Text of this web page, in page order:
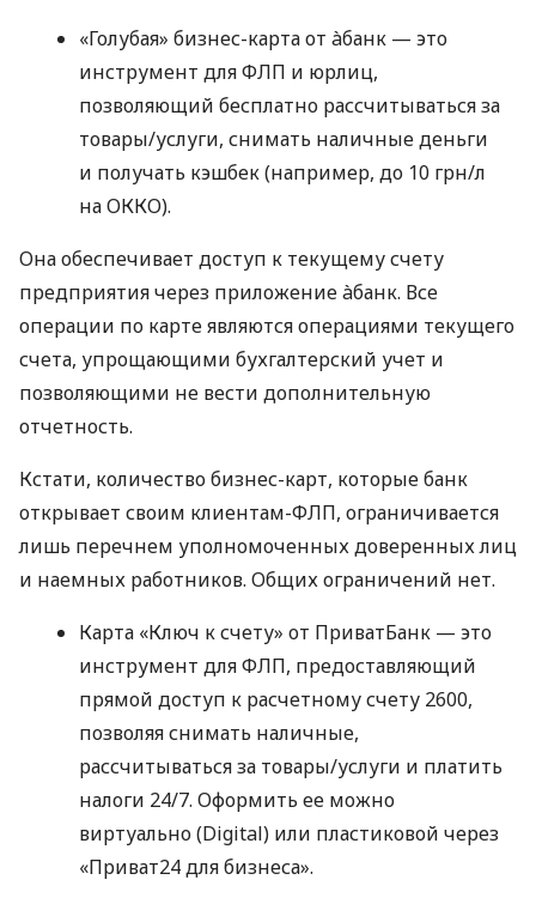
«Голубая» бизнес-карта от àбанк — это
инструмент для ФЛП и юрлиц,
позволяющий бесплатно рассчитываться за
товары/услуги, снимать наличные деньги
и получать кэшбек (например, до 10 грн/л
на ОККО).
Она обеспечивает доступ к текущему счету
предприятия через приложение àбанк. Все
операции по карте являются операциями текущего
счета, упрощающими бухгалтерский учет и
позволяющими не вести дополнительную
отчетность.
Кстати, количество бизнес-карт, которые банк
открывает своим клиентам-ФЛП, ограничивается
лишь перечнем уполномоченных доверенных лиц
и наемных работников. Общих ограничений нет.
Карта «Ключ к счету» от ПриватБанк — это
инструмент для ФЛП, предоставляющий
прямой доступ к расчетному счету 2600,
позволяя снимать наличные,
рассчитываться за товары/услуги и платить
налоги 24/7. Оформить ее можно
виртуально (Digital) или пластиковой через
«Приват24 для бизнеса».